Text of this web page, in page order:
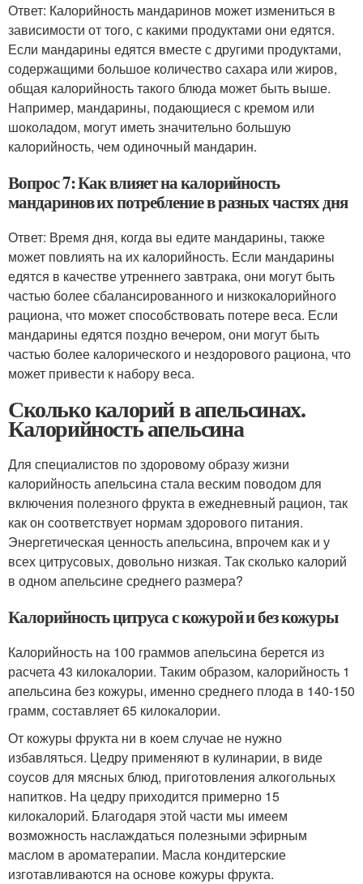
Ответ: Калорийность мандаринов может измениться в
зависимости от того, с какими продуктами они едятся.
Если мандарины едятся вместе с другими продуктами,
содержащими большое количество сахара или жиров,
общая калорийность такого блюда может быть выше.
Например, мандарины, подающиеся с кремом или
шоколадом, могут иметь значительно большую
калорийность, чем одиночный мандарин.
Вопрос 7: Как влияет на калорийность
мандаринов их потребление в разных частях дня
Ответ: Время дня, когда вы едите мандарины, также
может повлиять на их калорийность. Если мандарины
едятся в качестве утреннего завтрака, они могут быть
частью более сбалансированного и низкокалорийного
рациона, что может способствовать потере веса. Если
мандарины едятся поздно вечером, они могут быть
частью более калорического и нездорового рациона, что
может привести к набору веса.
Сколько калорий в апельсинах.
Калорийность апельсина
Для специалистов по здоровому образу жизни
калорийность апельсина стала веским поводом для
включения полезного фрукта в ежедневный рацион, так
как он соответствует нормам здорового питания.
Энергетическая ценность апельсина, впрочем как и у
всех цитрусовых, довольно низкая. Так сколько калорий
в одном апельсине среднего размера?
Калорийность цитруса с кожурой и без кожуры
Калорийность на 100 граммов апельсина берется из
расчета 43 килокалории. Таким образом, калорийность 1
апельсина без кожуры, именно среднего плода в 140-150
грамм, составляет 65 килокалории.
От кожуры фрукта ни в коем случае не нужно
избавляться. Цедру применяют в кулинарии, в виде
соусов для мясных блюд, приготовления алкогольных
напитков. На цедру приходится примерно 15
килокалорий. Благодаря этой части мы имеем
возможность наслаждаться полезными эфирным
маслом в ароматерапии. Масла кондитерские
изготавливаются на основе кожуры фрукта.